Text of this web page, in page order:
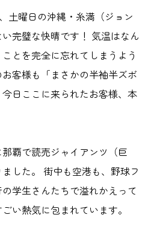
土曜日の沖縄・糸満（ジョン
完璧な快晴です！ 気温はなん
とを完全に忘れてしまうよう
客様も「まさかの半袖半ズボ
日ここに来られたお客様、本
覇で読売ジャイアンツ（巨
した。 街中も空港も、野球フ
学生さんたちで溢れかえって
い熱気に包まれています。